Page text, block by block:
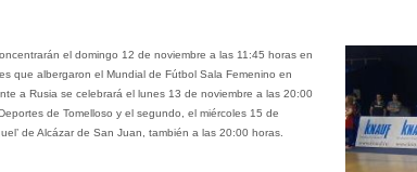
el domingo 12 de noviembre a las 11:45 horas en
que albergaron el Mundial de Fútbol Sala Femenino en
a Rusia se celebrará el lunes 13 de noviembre a las 20:00
de Tomelloso y el segundo, el miércoles 15 de
de Alcázar de San Juan, también a las 20:00 horas.